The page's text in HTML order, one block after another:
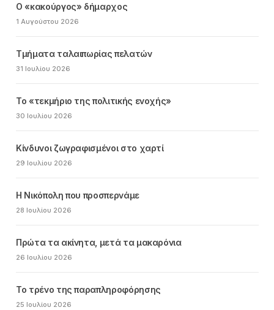
Ο «κακούργος» δήμαρχος
1 Αυγούστου 2026
Τμήματα ταλαιπωρίας πελατών
31 Ιουλίου 2026
Το «τεκμήριο της πολιτικής ενοχής»
30 Ιουλίου 2026
Κίνδυνοι ζωγραφισμένοι στο χαρτί
29 Ιουλίου 2026
Η Νικόπολη που προσπερνάμε
28 Ιουλίου 2026
Πρώτα τα ακίνητα, μετά τα μακαρόνια
26 Ιουλίου 2026
Το τρένο της παραπληροφόρησης
25 Ιουλίου 2026